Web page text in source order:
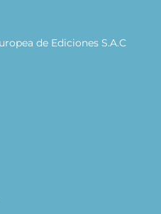
de Ediciones S.A.C